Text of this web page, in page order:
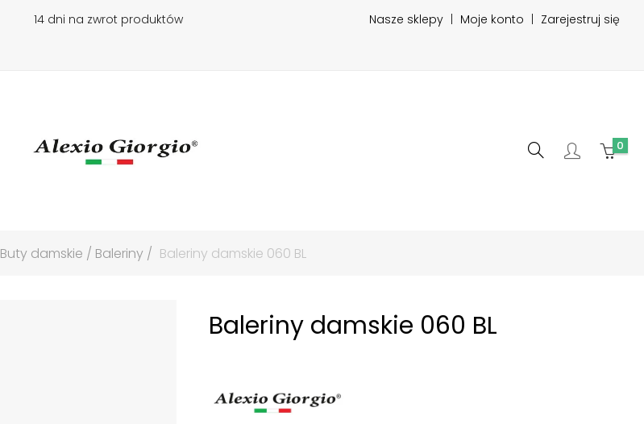
14 dni na zwrot produktów Nasze sklepy Moje konto Zarejestruj się
0
Buty damskie Baleriny Baleriny damskie 060 BL
Baleriny damskie 060 BL